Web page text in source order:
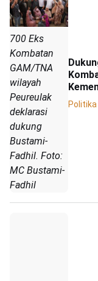
700 Eks
Kombatan
GAM/TNA
wilayah
Peureulak
deklarasi
dukung
Bustami-
Fadhil. Foto:
MC Bustami-
Fadhil
Politika